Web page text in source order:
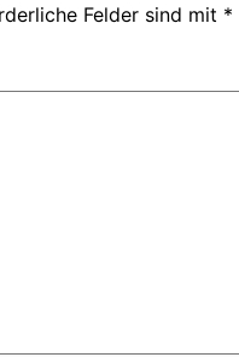
Felder sind mit *